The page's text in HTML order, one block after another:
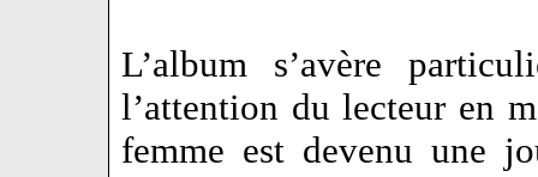
L’album s’avère
l’attention du lecteur en
femme est devenu une